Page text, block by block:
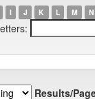
I J K L M N
Results/